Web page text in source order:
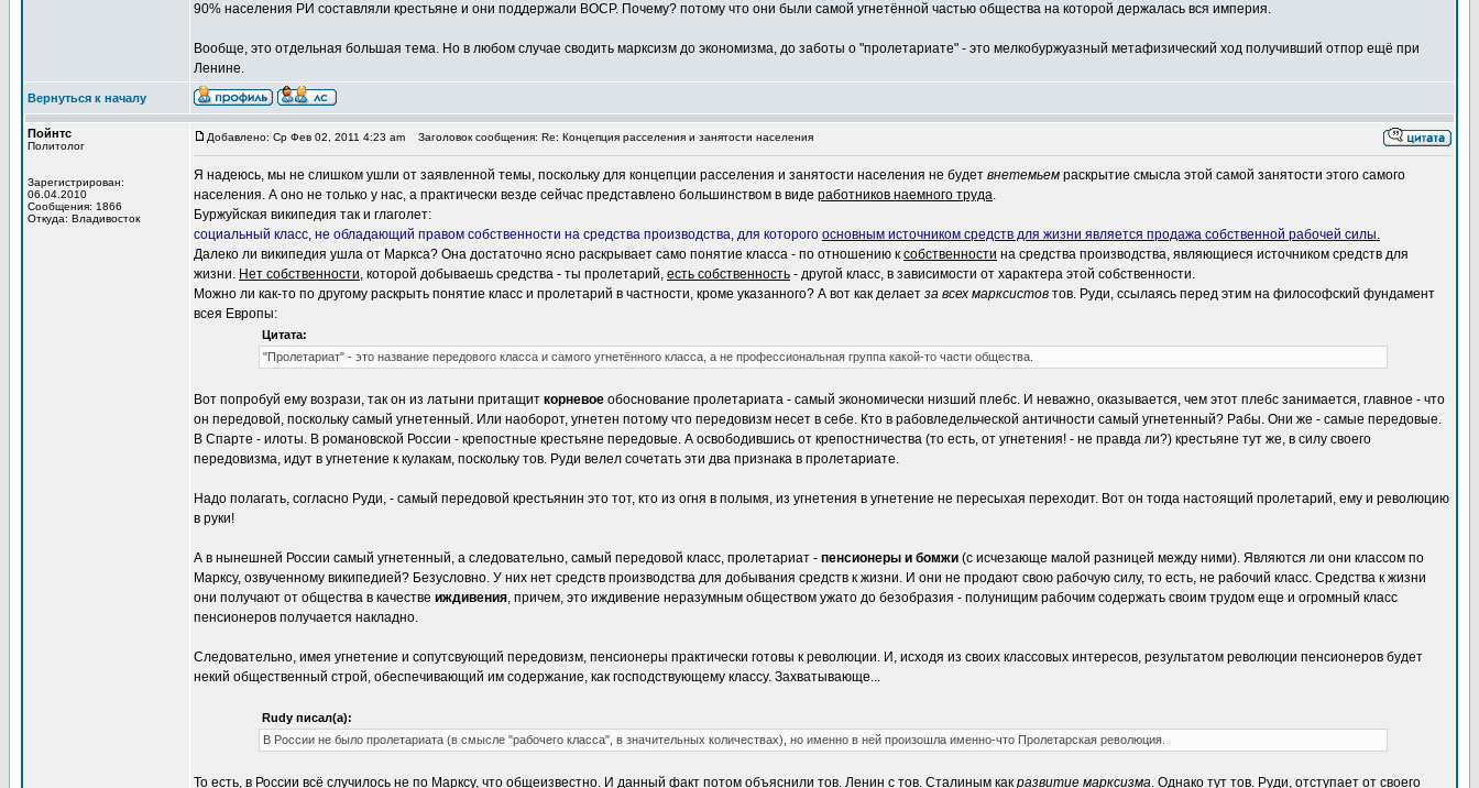
90% населения РИ составляли крестьяне и они поддержали ВОСР. Почему? потому что они были самой угнетённой частью общества на которой держалась вся империя.
Вообще, это отдельная большая тема. Но в любом случае сводить марксизм до экономизма, до заботы о "пролетариате" - это мелкобуржуазный метафизический ход получивший отпор ещё при
Ленине.
Вернуться к началу
Пойнтс
Политолог
Зарегистрирован:
06.04.2010
Сообщения: 1866
Откуда: Владивосток
Добавлено: Ср Фев 02, 2011 4:23 am Заголовок сообщения: Re: Концепция расселения и занятости населения
Я надеюсь, мы не слишком ушли от заявленной темы, поскольку для концепции расселения и занятости населения не будет внетемьем раскрытие смысла этой самой занятости этого самого
населения. А оно не только у нас, а практически везде сейчас представлено большинством в виде работников наемного труда.
Буржуйская википедия так и глаголет:
социальный класс, не обладающий правом собственности на средства производства, для которого основным источником средств для жизни является продажа собственной рабочей силы.
Далеко ли википедия ушла от Маркса? Она достаточно ясно раскрывает само понятие класса - по отношению к собственности на средства производства, являющиеся источником средств для
жизни. Нет собственности, которой добываешь средства - ты пролетарий, есть собственность - другой класс, в зависимости от характера этой собственности.
Можно ли как-то по другому раскрыть понятие класс и пролетарий в частности, кроме указанного? А вот как делает за всех марксистов тов. Руди, ссылаясь перед этим на философский фундамент
всея Европы:
Цитата:
"Пролетариат" - это название передового класса и самого угнетённого класса, а не профессиональная группа какой-то части общества.
Вот попробуй ему возрази, так он из латыни притащит корневое обоснование пролетариата - самый экономически низший плебс. И неважно, оказывается, чем этот плебс занимается, главное - что
он передовой, поскольку самый угнетенный. Или наоборот, угнетен потому что передовизм несет в себе. Кто в рабовледельческой античности самый угнетенный? Рабы. Они же - самые передовые.
В Спарте - илоты. В романовской России - крепостные крестьяне передовые. А освободившись от крепостничества (то есть, от угнетения! - не правда ли?) крестьяне тут же, в силу своего
передовизма, идут в угнетение к кулакам, поскольку тов. Руди велел сочетать эти два признака в пролетариате.
Надо полагать, согласно Руди, - самый передовой крестьянин это тот, кто из огня в полымя, из угнетения в угнетение не пересыхая переходит. Вот он тогда настоящий пролетарий, ему и революцию
в руки!
А в нынешней России самый угнетенный, а следовательно, самый передовой класс, пролетариат - пенсионеры и бомжи (с исчезающе малой разницей между ними). Являются ли они классом по
Марксу, озвученному википедией? Безусловно. У них нет средств производства для добывания средств к жизни. И они не продают свою рабочую силу, то есть, не рабочий класс. Средства к жизни
они получают от общества в качестве иждивения, причем, это иждивение неразумным обществом ужато до безобразия - полунищим рабочим содержать своим трудом еще и огромный класс
пенсионеров получается накладно.
Следовательно, имея угнетение и сопутсвующий передовизм, пенсионеры практически готовы к революции. И, исходя из своих классовых интересов, результатом революции пенсионеров будет
некий общественный строй, обеспечивающий им содержание, как господствующему классу. Захватывающе...
Rudy писал(а):
В России не было пролетариата (в смысле "рабочего класса", в значительных количествах), но именно в ней произошла именно-что Пролетарская революция.
То есть, в России всё случилось не по Марксу, что общеизвестно. И данный факт потом объяснили тов. Ленин с тов. Сталиным как развитие марксизма. Однако тут тов. Руди, отступает от своего